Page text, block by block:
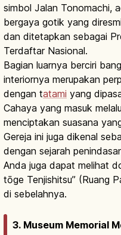
simbol Jalan Tonomachi,
bergaya gotik yang
dan ditetapkan sebagai
Terdaftar Nasional.
Bagian luarnya berciri
interiornya merupakan
dengan tatami yang
Cahaya yang masuk
menciptakan suasana
Gereja ini juga dikenal
dengan sejarah
Anda juga dapat melihat
tōge Tenjishitsu” (Ruang
di sebelahnya.
3. Museum Memorial